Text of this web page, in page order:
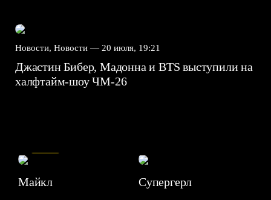
Новости, Новости — 20 июля, 19:21
Джастин Бибер, Мадонна и BTS выступили на
халфтайм-шоу ЧМ-26
Майкл Супергерл
7.1